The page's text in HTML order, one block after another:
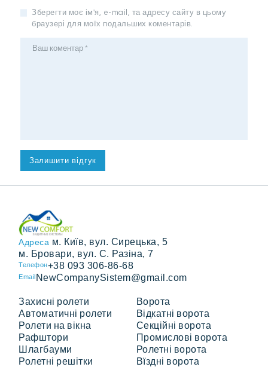
Зберегти моє ім'я, e-mail, та адресу сайту в цьому
браузері для моїх подальших коментарів.
Адреса м. Київ, вул. Сирецька, 5
м. Бровари, вул. С. Разіна, 7
Телефон+38 093 306-86-68
Email NewCompanySistem@gmail.com
Захисні ролети
Автоматичні ролети
Ролети на вікна
Рафштори
Шлагбауми
Ролетні решітки
Ворота
Відкатні ворота
Секційні ворота
Промислові ворота
Ролетні ворота
Вїздні ворота